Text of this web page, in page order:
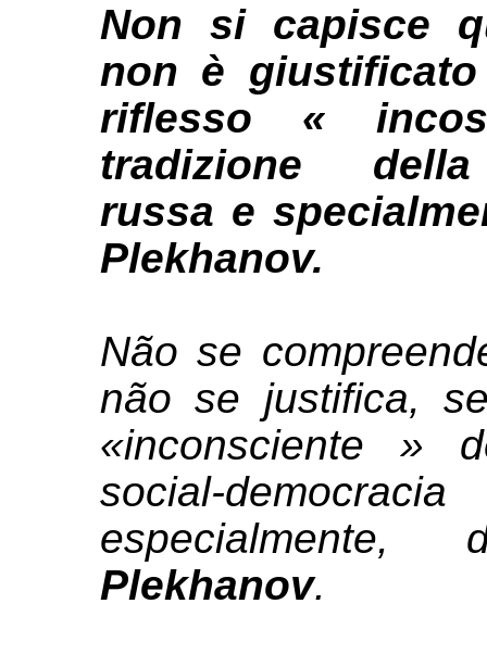
Non si capisce
non è
riflesso «
tradizione della
russa e
Plekhanov.
Não se
não se justifica,
«inconsciente »
social-
Plekhanov.